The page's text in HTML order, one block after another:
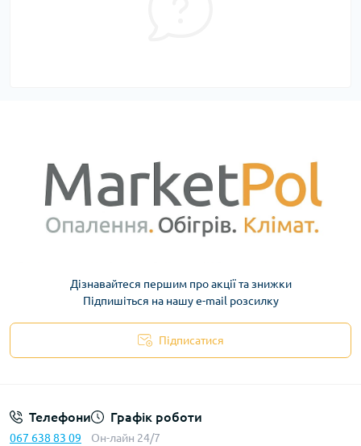
Дізнавайтеся першим про акції та знижки
Підпишіться на нашу e-mail розсилку
Підписатися
Телефони
067 638 83 09
Графік роботи
Он-лайн 24/7